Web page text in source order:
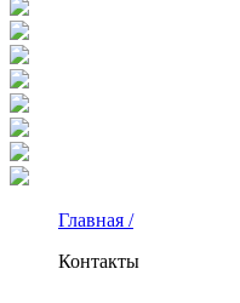
Главная /
Контакты